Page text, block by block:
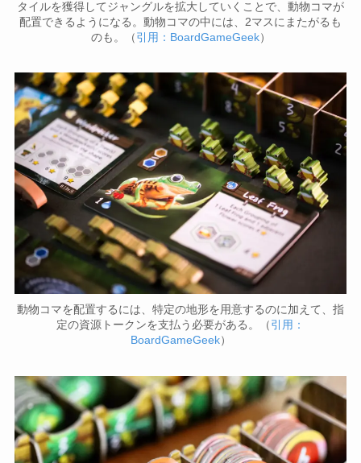
タイルを獲得してジャングルを拡大していくことで、動物コマが
配置できるようになる。動物コマの中には、2マスにまたがるも
のも。（ 引用：BoardGameGeek）
動物コマを配置するには、特定の地形を用意するのに加えて、指
定の資源トークンを支払う必要がある。（ 引用：
BoardGameGeek）